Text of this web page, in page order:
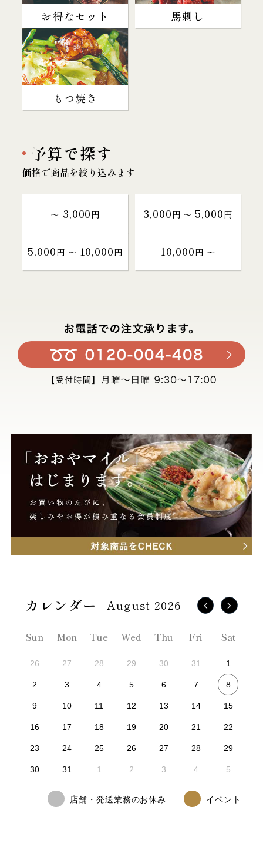
お得なセット 馬刺し
もつ焼き
予算で探す
価格で商品を絞り込みます
～ 3,000円 3,000円 〜 5,000円
5,000円 〜 10,000円 10,000円 〜
August 2026
Sun Mon Tue Wed Thu Fri Sat
26 27 28 29 30 31 1
2 3 4 5 6 7 8
9 10 11 12 13 14 15
16 17 18 19 20 21 22
23 24 25 26 27 28 29
30 31 1 2 3 4 5
店舗・発送業務のお休み イベント